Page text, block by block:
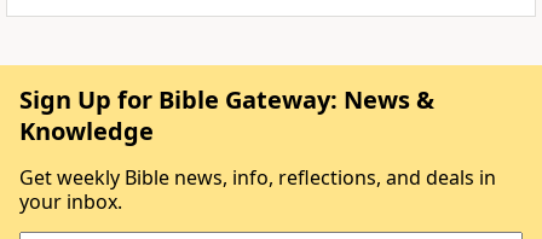
Sign Up for Bible Gateway: News &
Knowledge
Get weekly Bible news, info, reflections, and deals in
your inbox.